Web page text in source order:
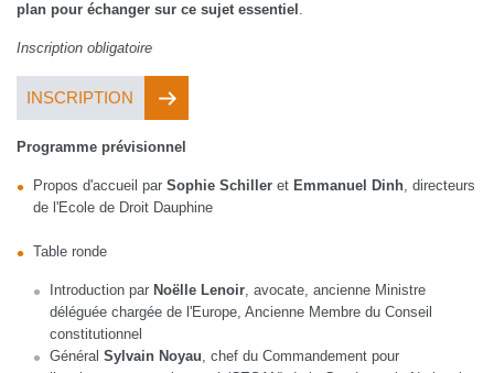
plan pour échanger sur ce sujet essentiel .
Inscription obligatoire
INSCRIPTION
Programme prévisionnel
Propos d'accueil par Sophie Schiller et Emmanuel Dinh, directeurs
de l'Ecole de Droit Dauphine
Table ronde
Introduction par Noëlle Lenoir, avocate, ancienne Ministre
déléguée chargée de l'Europe, Ancienne Membre du Conseil
constitutionnel
Général Sylvain Noyau, chef du Commandement pour